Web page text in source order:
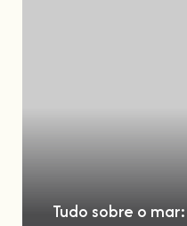
Tudo sobre o